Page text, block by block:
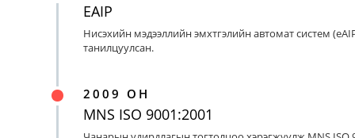
EAIP
Нисэхийн мэдээллийн эмхтгэлийн автомат систем
танилцуулсан.
2009 ОН
MNS ISO 9001:2001